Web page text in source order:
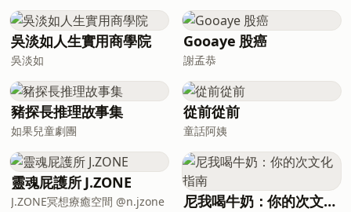
佛般若藏)。
迎戰逆境，在黑暗的地方點亮內心的明
燈。邀請您與我們一起，重溫這份尋找真
理的初發心。關於本書更多深入的介紹，
連結請按此處。若想深入了解這本書完整
內容，請上「真佛般若藏」網站線上閱
讀。(前往真佛般若藏)
吳淡如人生實用商學院
吳淡如
Gooaye 股癌
謝孟恭
豬探長推理故事集
如果兒童劇團
從前從前
童話阿姨
靈魂屁護所 J.ZONE
J.ZONE冥想療癒空間 @n.jzone 尼我喝牛奶：你的次文化指南